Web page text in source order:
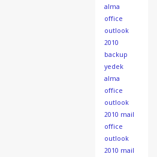
alma
office
outlook
2010
backup
yedek
alma
office
outlook
2010 mail
office
outlook
2010 mail